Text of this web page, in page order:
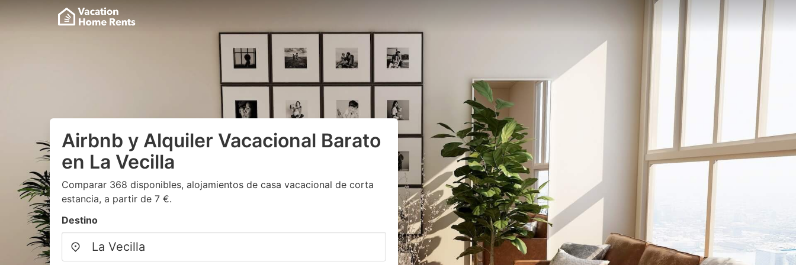
Airbnb y Alquiler Vacacional Barato
en La Vecilla
Comparar 368 disponibles, alojamientos de casa vacacional de corta
estancia, a partir de 7 €.
Destino